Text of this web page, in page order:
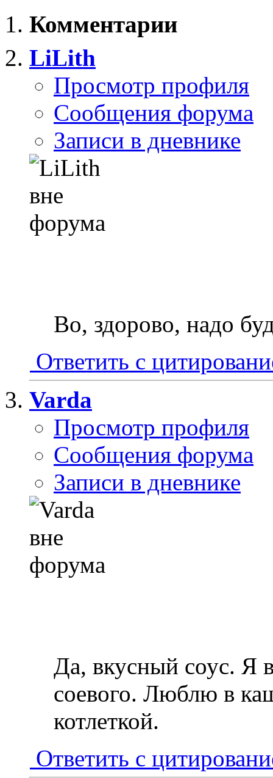
Комментарии
LiLith
Просмотр профиля
Сообщения форума
Записи в дневнике
Во, здорово, надо
Ответить с
Varda
Просмотр профиля
Сообщения форума
Записи в дневнике
Да, вкусный соус. Я
соевого. Люблю в
котлеткой.
Ответить с